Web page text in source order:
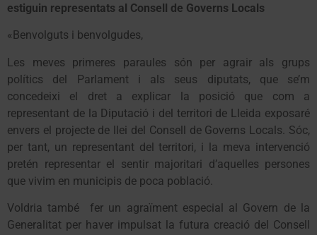
estiguin representats al Consell de Governs Locals
«Benvolguts i benvolgudes,
Les meves primeres paraules són per agrair als grups
polítics del Parlament i als seus diputats, que se’m
concedeixi el dret a explicar la posició que com a
representant de la Diputació i del territori de Lleida exposaré
envers el projecte de llei del Consell de Governs Locals. Sóc,
per tant, un representant del territori, i la meva intervenció
pretén representar el sentir majoritari d’aquelles persones
que vivim en municipis de poca població.
Voldria també fer un agraïment especial al Govern de la
Generalitat per haver impulsat la futura creació del Consell